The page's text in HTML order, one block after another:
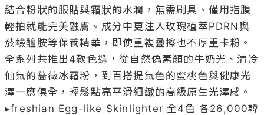
結合粉狀的服貼與霜狀的水潤，無需刷具、僅用指腹
輕拍就能完美融膚。成分中更注入玫瑰植萃PDRN與
菸鹼醯胺等保養精華，即使重複疊擦也不厚重卡粉。
全系列共推出4款色選，從自然偽素顏的牛奶光、清冷
仙氣的薔薇冰霜粉，到百搭提氣色的蜜桃色與健康光
澤一應俱全，輕鬆點亮平滑細緻的高級原生光澤感。
▸freshian Egg-like Skinlighter 全4色 各26,000韓